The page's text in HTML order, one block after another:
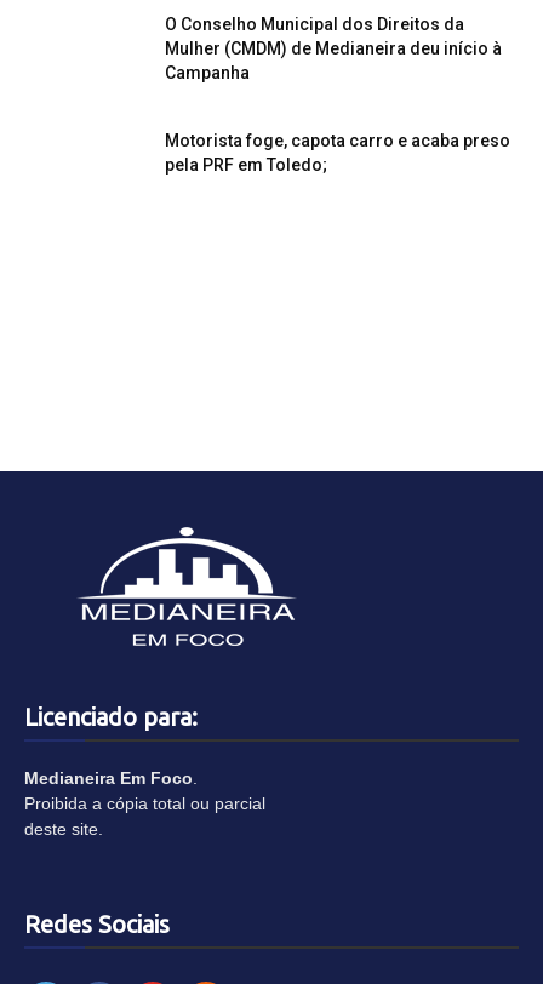
O Conselho Municipal dos Direitos da
Mulher (CMDM) de Medianeira deu início à
Campanha
Motorista foge, capota carro e acaba preso
pela PRF em Toledo;
Licenciado para:
Medianeira Em Foco.
Proibida a cópia total ou parcial
deste site.
Redes Sociais